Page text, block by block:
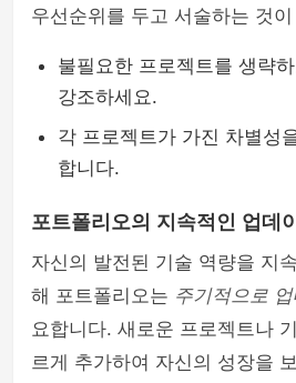
우선순위를 두고 서술하는 것
불필요한 프로젝트를 생략
강조하세요.
각 프로젝트가 가진 차별성
합니다.
포트폴리오의 지속적인 업데
자신의 발전된 기술 역량을 지
해 포트폴리오는 주기적으로
요합니다. 새로운 프로젝트나
르게 추가하여 자신의 성장을